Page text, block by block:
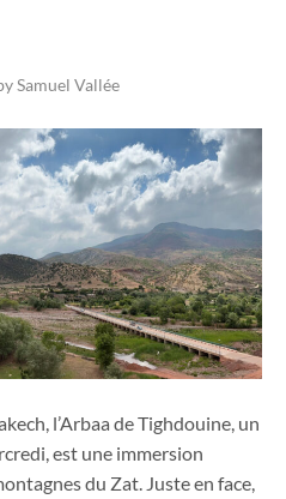
Samuel Vallée
l’Arbaa de Tighdouine, un
est une immersion
du Zat. Juste en face,